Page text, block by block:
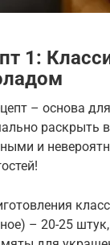
1:
– основа
раскрыть
и
– 20-25